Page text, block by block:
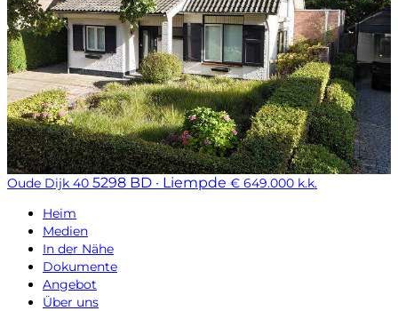
Oude Dijk 40 5298 BD · Liempde € 649.000 k.k.
Heim
Medien
In der Nähe
Dokumente
Angebot
Über uns